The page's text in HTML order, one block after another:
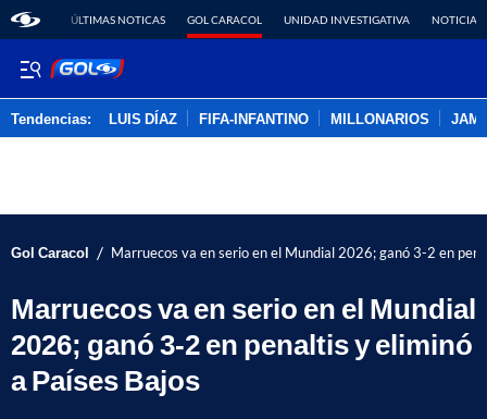
ÚLTIMAS NOTICAS GOL CARACOL UNIDAD INVESTIGATIVA NOTICIAS
Tendencias: LUIS DÍAZ FIFA-INFANTINO MILLONARIOS
Gol Caracol / Marruecos va en serio en el Mundial 2026; ganó 3-2 en
Marruecos va en serio en el Mundial
2026; ganó 3-2 en penaltis y eliminó
a Países Bajos